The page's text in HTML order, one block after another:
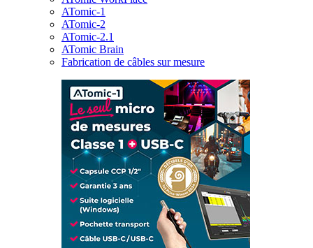
ATomic-1
ATomic-2
ATomic-2.1
ATomic Brain
Fabrication de câbles sur mesure